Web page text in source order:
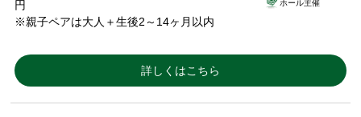
ホール主催
円
※親子ペアは大人＋生後2～14ヶ月以内
詳しくはこちら